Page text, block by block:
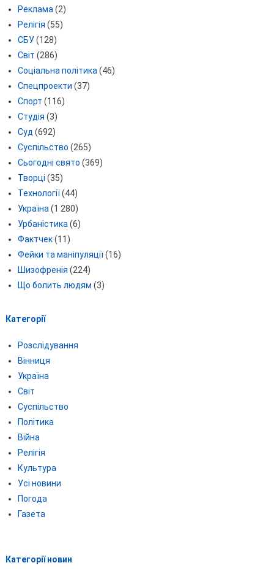
Реклама (2)
Релігія (55)
СБУ(128)
Світ (286)
Соціальна політика (46)
Спецпроекти (37)
Спорт (116)
Студія (3)
Суд (692)
Суспільство (265)
Сьогодні свято (369)
Творці (35)
Технології(44)
Україна (1 280)
Урбаністика (6)
Фактчек(11)
Фейки та маніпуляції(16)
Шизофренія (224)
Що болить людям (3)
Категорії
Розслідування
Вінниця
Україна
Світ
Суспільство
Політика
Війна
Релігія
Культура
Усі новини
Погода
Газета
Категорії новин